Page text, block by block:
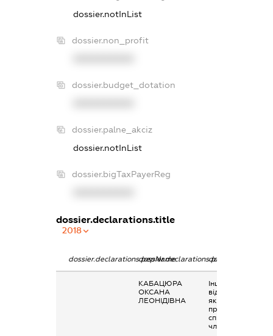
dossier.notInList
dossier.non_profit
dossier.budget_dotation
dossier.palne_akciz
dossier.notInList
dossier.bigTaxPayerReg
dossier.declarations.title
2018
dossier.declarations.pepNamedossier.declarations.personName
КАБАЦЮРА
ОКСАНА
ЛЕОНІДІВНА
Інше, виплати чи
відшкодування,
які здійснюються
професійними
спілками своїм
членам